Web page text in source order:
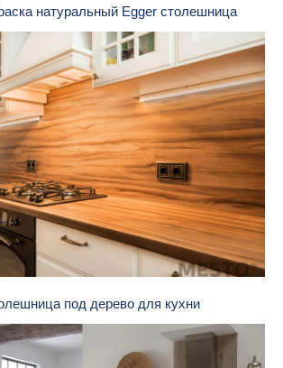
натуральный Egger столешница
под дерево для кухни